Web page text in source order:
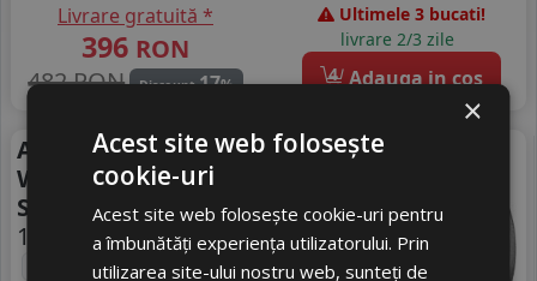
Livrare gratuită *
396 RON
482 RON
Discount17%
Ultimele 3 bucati!
livrare 2/3 zile
4 Adauga in cos
Anvelope iarna Pirelli
Winter 210 Snowcontrol
Serie 3
195/55 R17 92H FR
M+S
3PMSF
* România
×
Acest site web folosește
cookie-uri
Acest site web folosește cookie-uri pentru
a îmbunătăți experiența utilizatorului. Prin
utilizarea site-ului nostru web, sunteți de